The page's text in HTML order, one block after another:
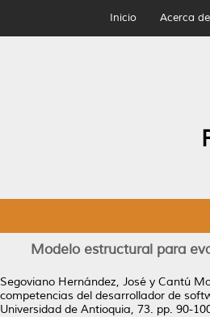
Inicio Acerca de
Modelo estructural para
Segoviano Hernández, José y Cantú
competencias del desarrollador de
Universidad de Antioquia, 73. pp. 90-